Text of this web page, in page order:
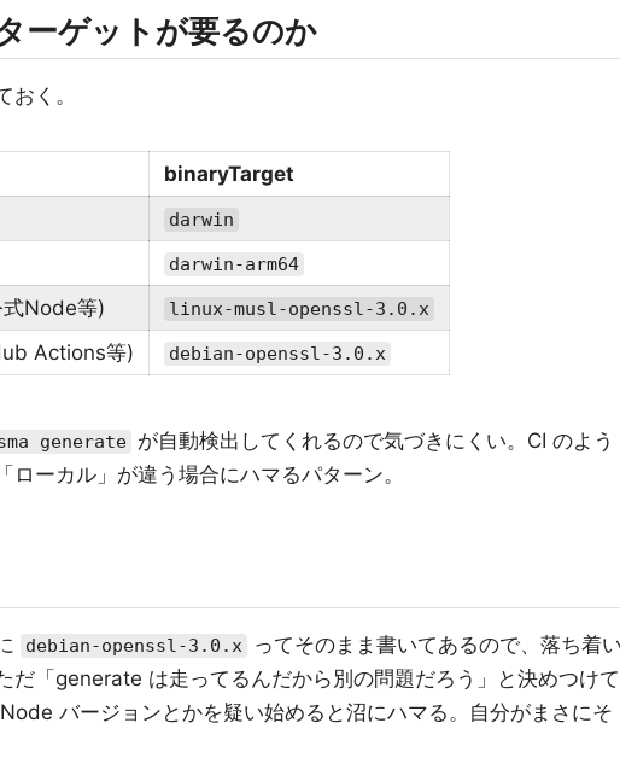
ーゲットが要るのか
おく。
binaryTarget
darwin
darwin-arm64
Node等) linux-musl-openssl-3.0.x
Actions等) debian-openssl-3.0.x
generate が自動検出してくれるので気づきにくい。CI のよう
ローカル」が違う場合にハマるパターン。
debian-openssl-3.0.x
ってそのまま書いてあるので、落ち着
だ「generate は走ってるんだから別の問題だろう」と決めつけて
バージョンとかを疑い始めると沼にハマる。自分がまさにそ